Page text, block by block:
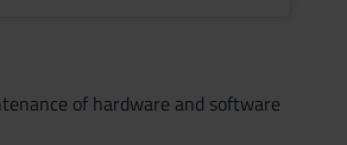
of hardware and software